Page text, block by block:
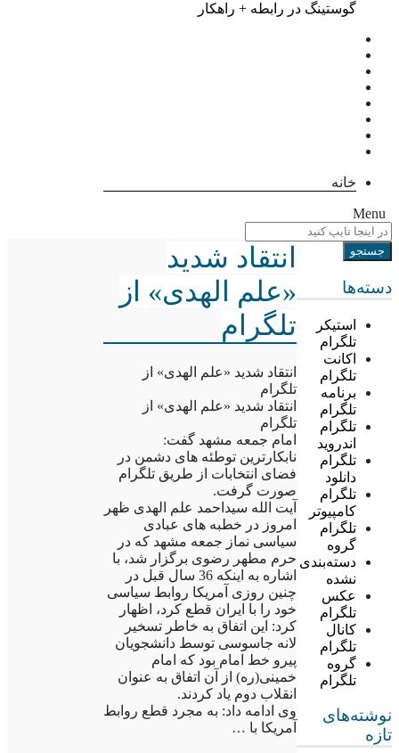
گوستینگ در رابطه + راهکار
خانه
Menu
دسته‌ها
استیکر
تلگرام
اکانت
تلگرام
برنامه
تلگرام
تلگرام
اندروید
تلگرام
دانلود
تلگرام
کامپیوتر
تلگرام
گروه
دسته‌بندی
نشده
عکس
تلگرام
کانال
تلگرام
گروه
تلگرام
نوشته‌های
تازه
انتقاد شدید
«علم الهدی» از
تلگرام
انتقاد شدید «علم الهدی» از
تلگرام
انتقاد شدید «علم الهدی» از
تلگرام
امام جمعه مشهد گفت:
نابکارترین توطئه های دشمن در
فضای انتخابات از طریق تلگرام
صورت گرفت.
آیت الله سیداحمد علم الهدی ظهر
امروز در خطبه های عبادی
سیاسی نماز جمعه مشهد که در
حرم مطهر رضوی برگزار شد، با
اشاره به اینکه 36 سال قبل در
چنین روزی آمریکا روابط سیاسی
خود را با ایران قطع کرد، اظهار
کرد: این اتفاق به خاطر تسخیر
لانه جاسوسی توسط دانشجویان
پیرو خط امام بود که امام
خمینی(ره) از آن اتفاق به عنوان
انقلاب دوم یاد کردند.
وی ادامه داد: به مجرد قطع روابط
آمریکا با …